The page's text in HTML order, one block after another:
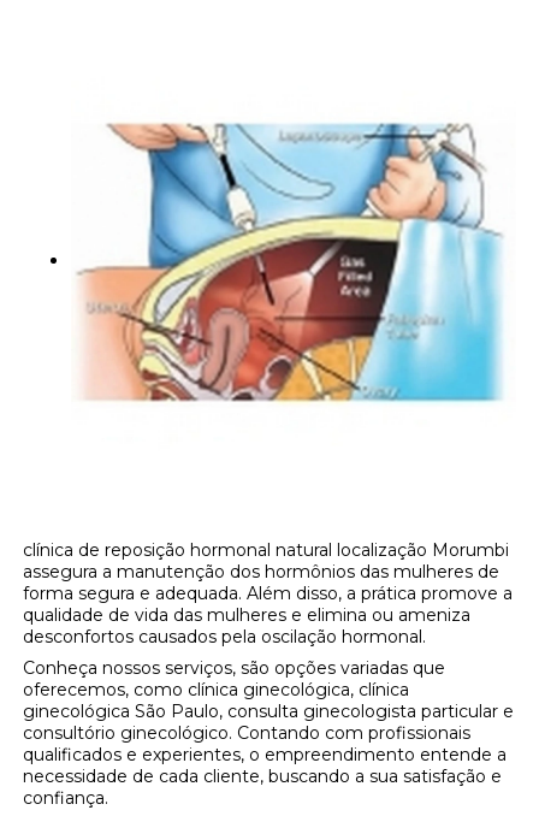
clínica de reposição hormonal natural localização Morumbi
assegura a manutenção dos hormônios das mulheres de
forma segura e adequada. Além disso, a prática promove a
qualidade de vida das mulheres e elimina ou ameniza
desconfortos causados pela oscilação hormonal.
Conheça nossos serviços, são opções variadas que
oferecemos, como clínica ginecológica, clínica
ginecológica São Paulo, consulta ginecologista particular e
consultório ginecológico. Contando com profissionais
qualificados e experientes, o empreendimento entende a
necessidade de cada cliente, buscando a sua satisfação e
confiança.